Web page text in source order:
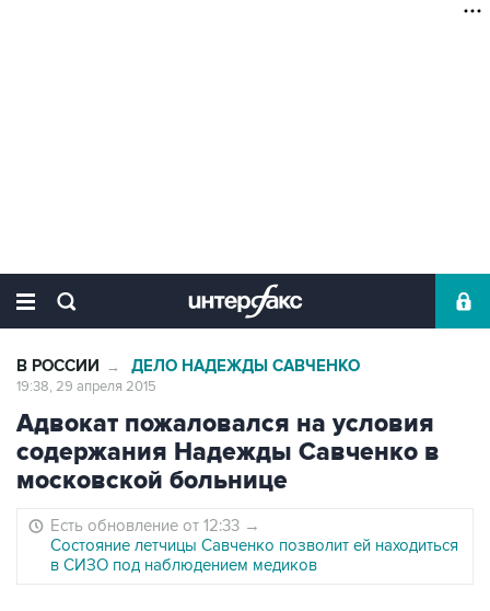
В РОССИИ → ДЕЛО НАДЕЖДЫ САВЧЕНКО
19:38, 29 апреля 2015
Адвокат пожаловался на условия
содержания Надежды Савченко в
московской больнице
Есть обновление от 12:33 →
Состояние летчицы Савченко позволит ей находиться
в СИЗО под наблюдением медиков